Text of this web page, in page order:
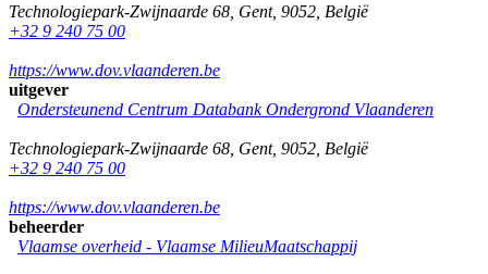
Technologiepark-Zwijnaarde 68 Gent, 9052 België
+32 9 240 75 00
https://www.dov.vlaanderen.be
uitgever
Ondersteunend Centrum Databank Ondergrond Vlaanderen
Technologiepark-Zwijnaarde 68 Gent, 9052 België
+32 9 240 75 00
https://www.dov.vlaanderen.be
beheerder
Vlaamse overheid - Vlaamse MilieuMaatschappij